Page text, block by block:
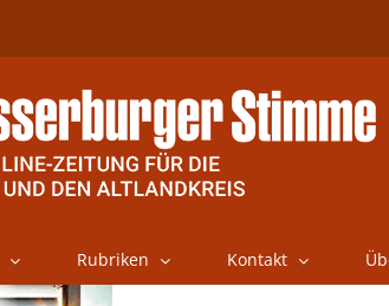
Rubriken Kontakt